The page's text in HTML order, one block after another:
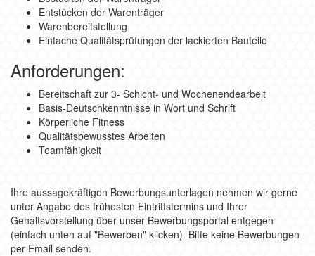
Entstücken der Warenträger
Warenbereitstellung
Einfache Qualitätsprüfungen der lackierten Bauteile
Anforderungen:
Bereitschaft zur 3- Schicht- und Wochenendearbeit
Basis-Deutschkenntnisse in Wort und Schrift
Körperliche Fitness
Qualitätsbewusstes Arbeiten
Teamfähigkeit
Ihre aussagekräftigen Bewerbungsunterlagen nehmen wir gerne
unter Angabe des frühesten Eintrittstermins und Ihrer
Gehaltsvorstellung über unser Bewerbungsportal entgegen
(einfach unten auf "Bewerben" klicken). Bitte keine Bewerbungen
per Email senden.